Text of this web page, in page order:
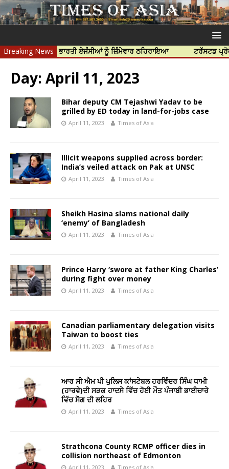
Breaking News
ਲਈ ਭਾਰਤੀ ਏਜੰਸੀਆਂ ਨੂੰ ਜ਼ਿੰਮੇਵਾਰ ਠਹਿਰਾਇਆ ਟਰੱਸਟਡ ਪ੍ਰੋਫੈਸ਼ਨਲ
Day: April 11, 2023
Bihar deputy CM Tejashwi Yadav to be
grilled by ED today in land-for-jobs case
April 11, 2023 Times of Asia
Illicit weapons supplied across border:
India’s veiled attack on Pak at UNSC
April 11, 2023 Times of Asia
Sheikh Hasina slams national daily
‘enemy’ of Bangladesh
April 11, 2023 Times of Asia
Prince Harry ‘swore at father King Charles’
during fight over money
April 11, 2023 Times of Asia
Canadian parliamentary delegation visits
Taiwan to boost ties
April 11, 2023 Times of Asia
ਆਰ ਸੀ ਐਮ ਪੀ ਪੁਲਿਸ ਕਾਂਸਟੇਬਲ ਹਰਵਿੰਦਰ ਸਿੰਘ ਧਾਮੀ
(ਹਾਰਵੇ)ਦੀ ਸੜਕ ਹਾਦਸੇ ਵਿੱਚ ਹੋਈ ਮੌਤ ਪੰਜਾਬੀ ਭਾਈਚਾਰੇ
ਵਿੱਚ ਸੋਗ ਦੀ ਲਹਿਰ
April 11, 2023 Times of Asia
Strathcona County RCMP officer dies in
collision northeast of Edmonton
April 11, 2023 Times of Asia